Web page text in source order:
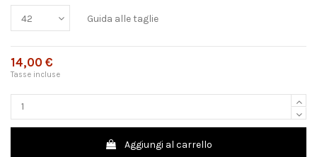
Guida alle taglie
14,00 €
Tasse incluse
Aggiungi al carrello